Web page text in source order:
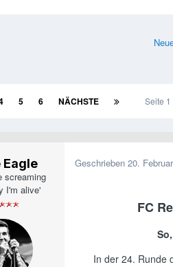
5 6 NÄCHSTE Seite 1
Eagle
screaming
I'm alive'
Geschrieben 20.
FC
In der 24. Runde